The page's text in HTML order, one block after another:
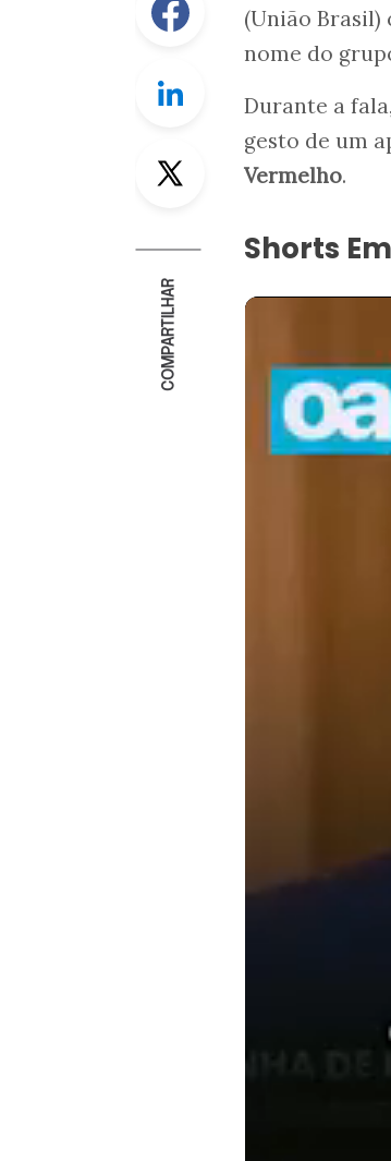
Twitter
COMPARTILHAR
(União Brasil)
nome do
Durante a
gesto de um
Vermelho.
Shorts